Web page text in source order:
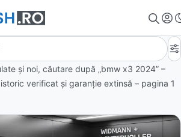
și noi, căutare după „bmw x3 2024” –
verificat și garanție extinsă – pagina 1